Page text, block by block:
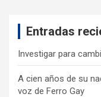
Entradas
Investigar para
A cien años de su
voz de Ferro Gay